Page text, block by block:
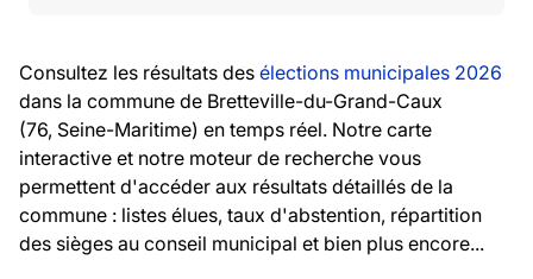
Consultez les résultats des élections municipales 2026
dans la commune de Bretteville-du-Grand-Caux
(76, Seine-Maritime) en temps réel. Notre carte
interactive et notre moteur de recherche vous
permettent d'accéder aux résultats détaillés de la
commune : listes élues, taux d'abstention, répartition
des sièges au conseil municipal et bien plus encore...